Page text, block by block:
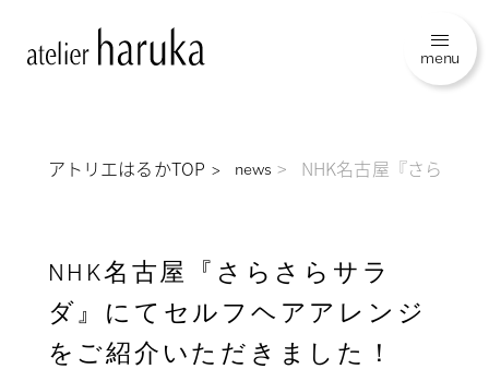
menu
アトリエはるかTOP news NHK名古屋『さらさら
NHK名古屋『さらさらサラ
ダ』にてセルフヘアアレンジ
をご紹介いただきました！